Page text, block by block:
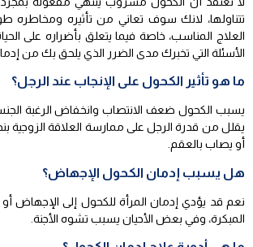
تتناولها، لانك سوف تعاني من تأثيره ومخاطره
العلاج المناسب، خاصة فيما يتعلق بأضراره على
الأسئلة التي تخبرك مدى الضرر الذي يلحق بك من
ما هو تأثير الكحول على الإنجاب عند الرجل؟
يسبب الكحول ضعف الانتصاب وانخفاض الرغبة
يقلل من قدرة الرجل على ممارسة العلاقة الزوجية
أو يصاب بالعقم.
هل يسبب إدمان الكحول الإجهاض؟
نعم قد يؤدي إدمان المرأة للكحول إلى الإجهاض
المبكرة، وفي بعض الأحيان يسبب تشوه الأجنة.